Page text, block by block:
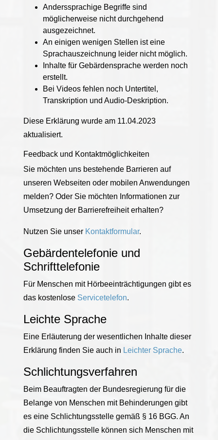
Anderssprachige Begriffe sind
möglicherweise nicht durchgehend
ausgezeichnet.
An einigen wenigen Stellen ist eine
Sprachauszeichnung leider nicht möglich.
Inhalte für Gebärdensprache werden noch
erstellt.
Bei Videos fehlen noch Untertitel,
Transkription und Audio-Deskription.
Diese Erklärung wurde am 11.04.2023
aktualisiert.
Feedback und Kontaktmöglichkeiten
Sie möchten uns bestehende Barrieren auf
unseren Webseiten oder mobilen Anwendungen
melden? Oder Sie möchten Informationen zur
Umsetzung der Barrierefreiheit erhalten?
Nutzen Sie unser Kontaktformular.
Gebärdentelefonie und
Schrifttelefonie
Für Menschen mit Hörbeeinträchtigungen gibt es
das kostenlose Servicetelefon.
Leichte Sprache
Eine Erläuterung der wesentlichen Inhalte dieser
Erklärung finden Sie auch in Leichter Sprache.
Schlichtungsverfahren
Beim Beauftragten der Bundesregierung für die
Belange von Menschen mit Behinderungen gibt
es eine Schlichtungsstelle gemäß § 16 BGG. An
die Schlichtungsstelle können sich Menschen mit